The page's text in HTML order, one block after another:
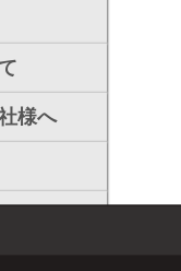
様へ